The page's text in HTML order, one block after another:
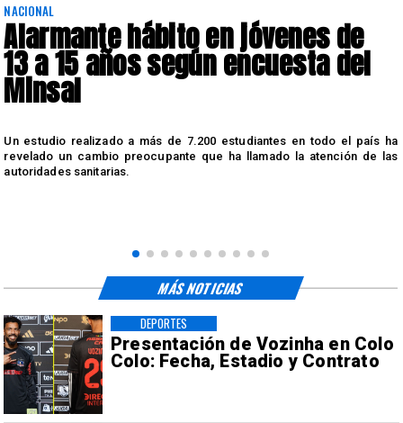
NACIONAL
Alarmante hábito en jóvenes de
13 a 15 años según encuesta del
Minsal
Un estudio realizado a más de 7.200 estudiantes en todo el país ha
revelado un cambio preocupante que ha llamado la atención de las
autoridades sanitarias.
Presentación de Vozinha en Colo
Colo: Fecha, Estadio y Contrato
DEPORTES
MÁS NOTICIAS